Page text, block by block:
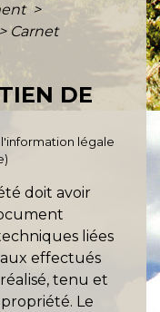
>
> Carnet
DE
l'information légale
doit avoir
liées
effectués
tenu et
Le